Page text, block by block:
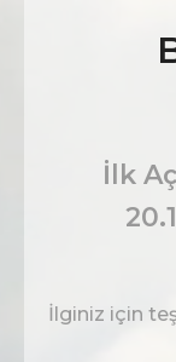
İlk
İlginiz için